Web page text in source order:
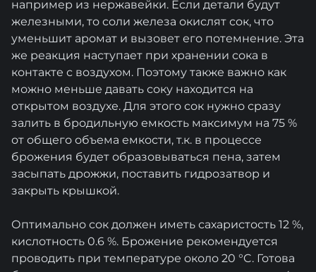
например из нержавейки. Если детали будут
железными, то соли железа окислят сок, что
уменьшит аромат и вызовет его потемнение. Эта
же реакция наступает при хранении сока в
контакте с воздухом. Поэтому также важно как
можно меньше давать соку находится на
открытом воздухе. Для этого сок нужно сразу
залить в бродильную емкость максимум на 75 %
от общего объема емкости, т.к. в процессе
брожения будет образовываться пена, затем
засыпать дрожжи, поставить гидрозатвор и
закрыть крышкой.
Оптимально сок должен иметь сахаристость 12 %,
кислотность 0.6 %. Брожение рекомендуется
проводить при температуре около 20 °C. Готова